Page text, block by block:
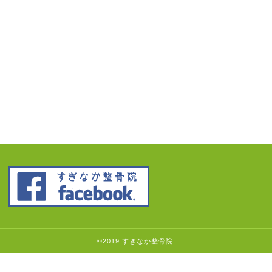
©2019 すぎなか整骨院.